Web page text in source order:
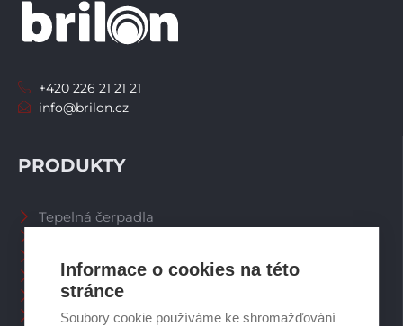
Informace o cookies na této
stránce
Soubory cookie používáme ke shromažďování
PRODUKTY
Tepelná čerpadla
Spalinové systémy
Plynové kotle
Ostatní příslušenství
+420 226 21 21 21
info@brilon.cz